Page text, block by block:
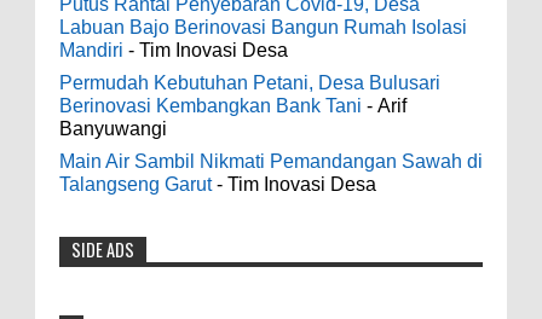
Ekonomi Blora
0 8-2-2026
Dari SILPA 90 Miliar Hingga Masalah Air
Bersih Bupati Blora Beberkan Solusi di
Paripurna DPRD
7-28-2026
Diresmikan Serentak Oleh Presiden
is titanium for Wo...
odenjaea
3-4-2022
Casino - DrmcdCasino is 부산광역 출
장안마 open and excited 고양 출장샵 to welcome
you back 의정부 출장샵 to a 제주도 출장마사지
of slots, table games 제주 출장안마 and video
poker! Cas...
Putus Rantai Penyebaran Covid-19, Desa
Labuan Bajo Berinovasi Bangun Rumah Isolasi
Mandiri - Tim Inovasi Desa
Permudah Kebutuhan Petani, Desa Bulusari
Berinovasi Kembangkan Bank Tani - Arif
Banyuwangi
Main Air Sambil Nikmati Pemandangan Sawah di
Talangseng Garut- Tim Inovasi Desa
SIDE ADS